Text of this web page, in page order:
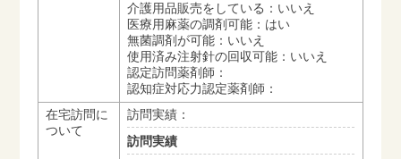
介護用品販売をしている：いいえ
医療用麻薬の調剤可能：はい
無菌調剤が可能：いいえ
使用済み注射針の回収可能：いいえ
認定訪問薬剤師：
認知症対応力認定薬剤師：
在宅訪問に
ついて
訪問実績：
訪問実績